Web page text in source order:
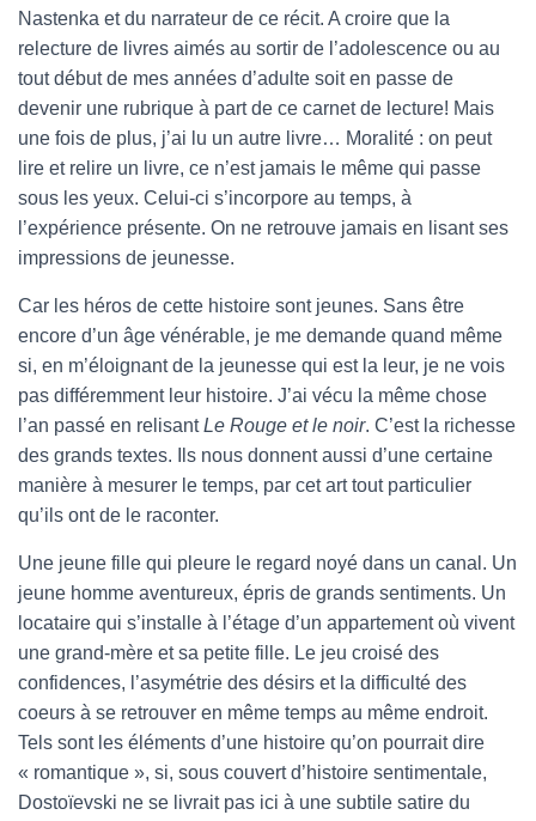
Nastenka et du narrateur de ce récit. A croire que la
relecture de livres aimés au sortir de l’adolescence ou au
tout début de mes années d’adulte soit en passe de
devenir une rubrique à part de ce carnet de lecture! Mais
une fois de plus, j’ai lu un autre livre… Moralité : on peut
lire et relire un livre, ce n’est jamais le même qui passe
sous les yeux. Celui-ci s’incorpore au temps, à
l’expérience présente. On ne retrouve jamais en lisant ses
impressions de jeunesse.
Car les héros de cette histoire sont jeunes. Sans être
encore d’un âge vénérable, je me demande quand même
si, en m’éloignant de la jeunesse qui est la leur, je ne vois
pas différemment leur histoire. J’ai vécu la même chose
l’an passé en relisantLe Rouge et le noir. C’est la richesse
des grands textes. Ils nous donnent aussi d’une certaine
manière à mesurer le temps, par cet art tout particulier
qu’ils ont de le raconter.
Une jeune fille qui pleure le regard noyé dans un canal. Un
jeune homme aventureux, épris de grands sentiments. Un
locataire qui s’installe à l’étage d’un appartement où vivent
une grand-mère et sa petite fille. Le jeu croisé des
confidences, l’asymétrie des désirs et la difficulté des
coeurs à se retrouver en même temps au même endroit.
Tels sont les éléments d’une histoire qu’on pourrait dire
« romantique », si, sous couvert d’histoire sentimentale,
Dostoïevski ne se livrait pas ici à une subtile satire du